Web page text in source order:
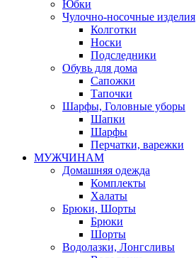
Юбки
Чулочно-носочные изделия
Колготки
Носки
Подследники
Обувь для дома
Сапожки
Тапочки
Шарфы, Головные уборы
Шапки
Шарфы
Перчатки, варежки
МУЖЧИНАМ
Домашняя одежда
Комплекты
Халаты
Брюки, Шорты
Брюки
Шорты
Водолазки, Лонгсливы